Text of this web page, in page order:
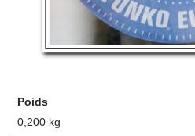
Poids
0,200 kg